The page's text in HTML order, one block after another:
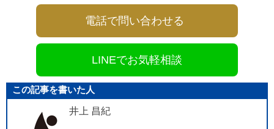
電話で問い合わせる
LINEでお気軽相談
この記事を書いた人
井上 昌紀